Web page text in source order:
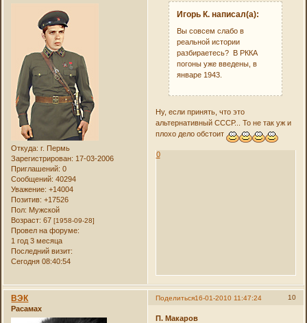
Откуда: г. Пермь
Зарегистрирован: 17-03-2006
Приглашений: 0
Сообщений: 40294
Уважение: +14004
Позитив: +17526
Пол: Мужской
Возраст: 67[1958-09-28]
Провел на форуме:
1 год 3 месяца
Последний визит:
Сегодня 08:40:54
Игорь К. написал(а):
Вы совсем слабо в
реальной истории
разбираетесь? В РККА
погоны уже введены, в
январе 1943.
Ну, если принять, что это
альтернативный СССР... То не так уж и
плохо дело обстоит
0
Поделиться 10
16-01-2010 11:47:24
ВЭК
Расамах
П. Макаров